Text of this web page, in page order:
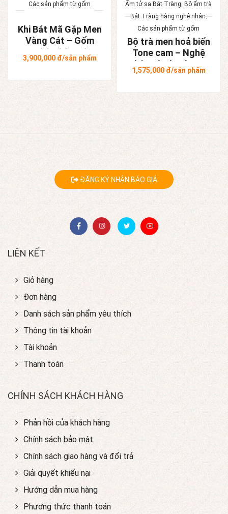
Các sản phẩm từ gốm
Khi Bát Mã Gặp Men
Vàng Cát – Gốm
Nghệ Nhân Bát
Tràng
3,900,000đ/sản phẩm
Ấm tử sa Bát Tràng, Bộ ấm trà
Bát Tràng hàng nghệ nhân,
Các sản phẩm từ gốm
Bộ trà men hoả biến
Tone cam – Nghệ
nhân Tô Thanh Sơn
1,575,000đ/sản phẩm
ĐĂNG KÝ NHẬN BÁO GIÁ
LIÊN KẾT
Giỏ hàng
Đơn hàng
Danh sách sản phẩm yêu thích
Thông tin tài khoản
Tài khoản
Thanh toán
CHÍNH SÁCH KHÁCH HÀNG
Phản hồi của khách hàng
Chính sách bảo mật
Chính sách giao hàng và đổi trả
Giải quyết khiếu nại
Hướng dẫn mua hàng
Phương thức thanh toán